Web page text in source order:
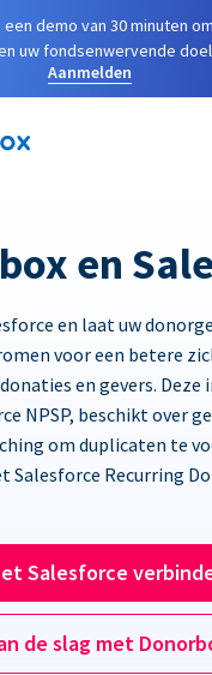
een demo van 30 minuten
uw fondsenwervende
Aanmelden
en
en laat uw
voor een betere
en gevers.
NPSP, beschikt over
om duplicaten te
Salesforce Recurring
Salesforce
de slag met